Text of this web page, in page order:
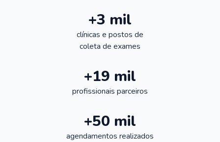
+3 mil
clínicas e postos de
coleta de exames
+19 mil
profissionais parceiros
+50 mil
agendamentos realizados